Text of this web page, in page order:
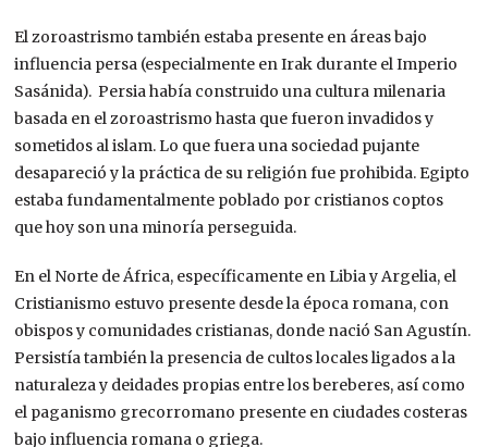
El zoroastrismo también estaba presente en áreas bajo
influencia persa (especialmente en Irak durante el Imperio
Sasánida). Persia había construido una cultura milenaria
basada en el zoroastrismo hasta que fueron invadidos y
sometidos al islam. Lo que fuera una sociedad pujante
desapareció y la práctica de su religión fue prohibida. Egipto
estaba fundamentalmente poblado por cristianos coptos
que hoy son una minoría perseguida.
En el Norte de África, específicamente en Libia y Argelia, el
Cristianismo estuvo presente desde la época romana, con
obispos y comunidades cristianas, donde nació San Agustín.
Persistía también la presencia de cultos locales ligados a la
naturaleza y deidades propias entre los bereberes, así como
el paganismo grecorromano presente en ciudades costeras
bajo influencia romana o griega.